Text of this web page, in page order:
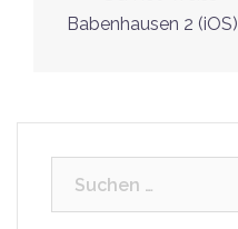
Navigation
Babenhausen 2 (iOS)